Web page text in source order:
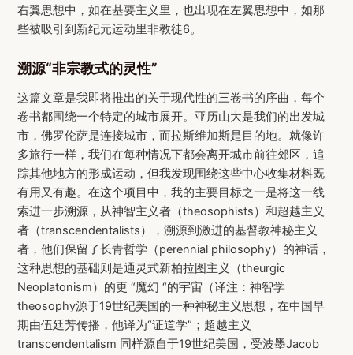
右翼思想中，如在基要主义里，也出现在左翼思想中，如那
些被吸引到新纪元运动里非教徒6。
溯源“非宗教式的灵性”
这篇文章是我即将推出的关于现代性的三卷书的序曲，每个
卷书都围绕一个特定的城市展开。亚历山大是我们的出发城
市，佛罗伦萨是连接城市，而拉斯维加斯是目的地。就像许
多旅行一样，我们在每种情况下都会离开城市前往郊区，追
踪其他地方的形成运动，但我发现围绕这些中心收集材料既
有用又有趣。在这个项目中，我的主要目标之一是将这一线
索进一步溯源，从神智主义者（theosophists）和超越主义
者（transcendentalists），溯源到激进的基督教神秘主义
者，他们保留了长青哲学（perennial philosophy）的神话，
这种思想的基础则是通灵式新柏拉图主义（theurgic
Neoplatonism）的更 “魔幻 “的宇宙（译注：神智学
theosophy源于19世纪美国的一种神秘主义思想，在中国早
期由伍廷芳传播，他译为“证道学”；超越主义
transcendentalism 同样源自于19世纪美国，受波墨Jacob